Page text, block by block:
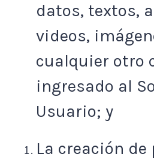
datos, textos,
videos,
cualquier otro
ingresado al
Usuario; y
La creación de